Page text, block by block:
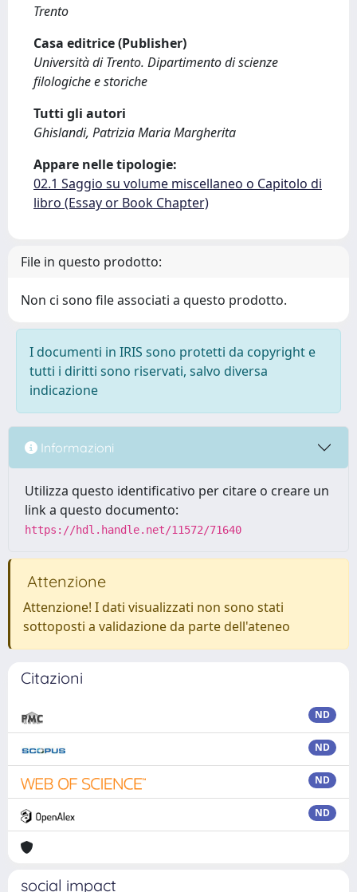
Trento
Casa editrice (Publisher)
Università di Trento. Dipartimento di scienze
filologiche e storiche
Tutti gli autori
Ghislandi, Patrizia Maria Margherita
Appare nelle tipologie:
02.1 Saggio su volume miscellaneo o Capitolo di
libro (Essay or Book Chapter)
File in questo prodotto:
Non ci sono file associati a questo prodotto.
I documenti in IRIS sono protetti da copyright e
tutti i diritti sono riservati, salvo diversa
indicazione
Informazioni
Utilizza questo identificativo per citare o creare un
link a questo documento:
https://hdl.handle.net/11572/71640
Attenzione
Attenzione! I dati visualizzati non sono stati
sottoposti a validazione da parte dell'ateneo
Citazioni
ND
ND
ND
ND
social impact